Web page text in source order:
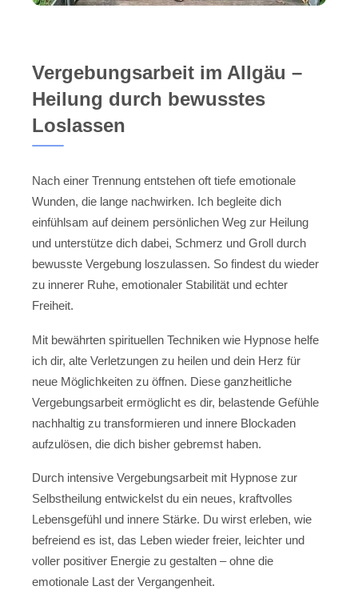
Vergebungsarbeit im Allgäu –
Heilung durch bewusstes
Loslassen
Nach einer Trennung entstehen oft tiefe emotionale
Wunden, die lange nachwirken. Ich begleite dich
einfühlsam auf deinem persönlichen Weg zur Heilung
und unterstütze dich dabei, Schmerz und Groll durch
bewusste Vergebung loszulassen. So findest du wieder
zu innerer Ruhe, emotionaler Stabilität und echter
Freiheit.
Mit bewährten spirituellen Techniken wie Hypnose helfe
ich dir, alte Verletzungen zu heilen und dein Herz für
neue Möglichkeiten zu öffnen. Diese ganzheitliche
Vergebungsarbeit ermöglicht es dir, belastende Gefühle
nachhaltig zu transformieren und innere Blockaden
aufzulösen, die dich bisher gebremst haben.
Durch intensive Vergebungsarbeit mit Hypnose zur
Selbstheilung entwickelst du ein neues, kraftvolles
Lebensgefühl und innere Stärke. Du wirst erleben, wie
befreiend es ist, das Leben wieder freier, leichter und
voller positiver Energie zu gestalten – ohne die
emotionale Last der Vergangenheit.